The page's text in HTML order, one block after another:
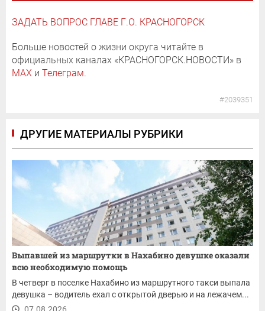
ЗАДАТЬ ВОПРОС ГЛАВЕ Г.О. КРАСНОГОРСК
Больше новостей о жизни округа читайте в
официальных каналах «КРАСНОГОРСК.НОВОСТИ» в
MAX и Телеграм.
#2039351
ДРУГИЕ МАТЕРИАЛЫ РУБРИКИ
Выпавшей из маршрутки в Нахабино девушке оказали
всю необходимую помощь
В четверг в поселке Нахабино из маршрутного такси выпала
девушка – водитель ехал с открытой дверью и на лежачем...
07.08.2026